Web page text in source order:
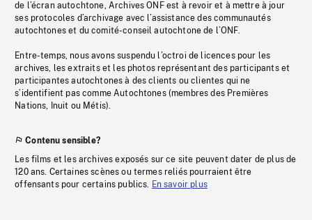
de l’écran autochtone, Archives ONF est à revoir et à mettre à jour
ses protocoles d’archivage avec l’assistance des communautés
autochtones et du comité-conseil autochtone de l’ONF.
Entre-temps, nous avons suspendu l’octroi de licences pour les
archives, les extraits et les photos représentant des participants et
participantes autochtones à des clients ou clientes qui ne
s’identifient pas comme Autochtones (membres des Premières
Nations, Inuit ou Métis).
Contenu sensible?
Les films et les archives exposés sur ce site peuvent dater de plus de
120 ans. Certaines scènes ou termes reliés pourraient être
offensants pour certains publics. En savoir plus